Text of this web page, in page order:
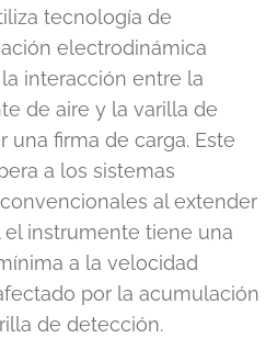
tecnología de
electrodinámica
interacción entre la
de aire y la varilla de
una firma de carga. Este
a los sistemas
al extender
instrumente tiene una
a la velocidad
por la acumulación
de detección.